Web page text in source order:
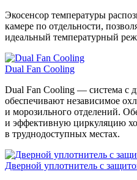
Экосенсор температуры
камере по отдельности,
идеальный температурный
Dual Fan Cooling
Dual Fan Cooling — система с
обеспечивают независимое
и морозильного отделений.
и эффективную циркуляцию
в труднодоступных местах.
Дверной уплотнитель с